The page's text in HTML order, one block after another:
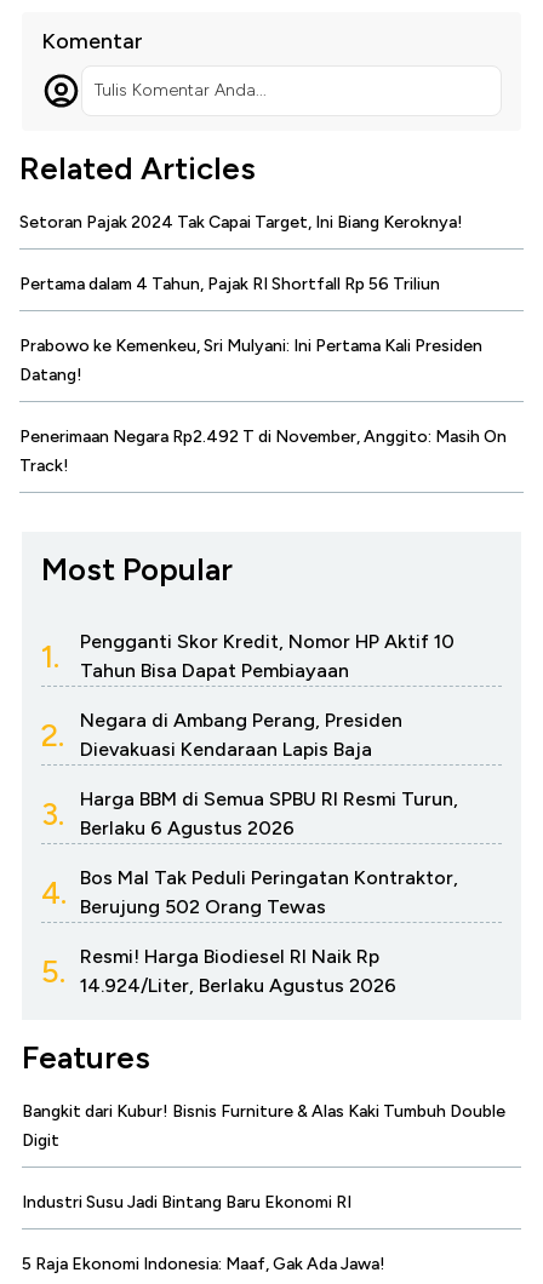
Komentar
Tulis Komentar Anda...
Related Articles
Setoran Pajak 2024 Tak Capai Target, Ini Biang Keroknya!
Pertama dalam 4 Tahun, Pajak RI Shortfall Rp 56 Triliun
Prabowo ke Kemenkeu, Sri Mulyani: Ini Pertama Kali Presiden
Datang!
Penerimaan Negara Rp2.492 T di November, Anggito: Masih On
Track!
Most Popular
1.
Pengganti Skor Kredit, Nomor HP Aktif 10
Tahun Bisa Dapat Pembiayaan
2.
Negara di Ambang Perang, Presiden
Dievakuasi Kendaraan Lapis Baja
3.
Harga BBM di Semua SPBU RI Resmi Turun,
Berlaku 6 Agustus 2026
4.
Bos Mal Tak Peduli Peringatan Kontraktor,
Berujung 502 Orang Tewas
5.
Resmi! Harga Biodiesel RI Naik Rp
14.924/Liter, Berlaku Agustus 2026
Features
Bangkit dari Kubur! Bisnis Furniture & Alas Kaki Tumbuh Double
Digit
Industri Susu Jadi Bintang Baru Ekonomi RI
5 Raja Ekonomi Indonesia: Maaf, Gak Ada Jawa!